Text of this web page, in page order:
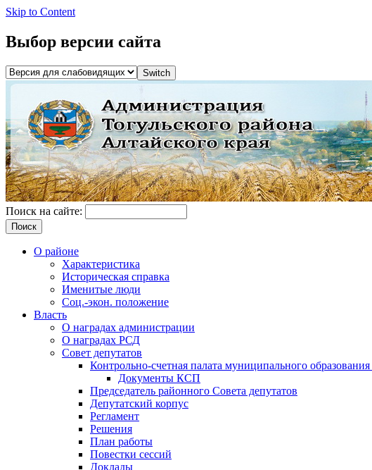
Skip to Content
Выбор версии сайта
Поиск на сайте:
О районе
Характеристика
Историческая справка
Именитые люди
Соц.-экон. положение
Власть
О наградах администрации
О наградах РСД
Совет депутатов
Контрольно-счетная палата муниципального
Документы КСП
Председатель районного Совета депутатов
Депутатский корпус
Регламент
Решения
План работы
Повестки сессий
Доклады